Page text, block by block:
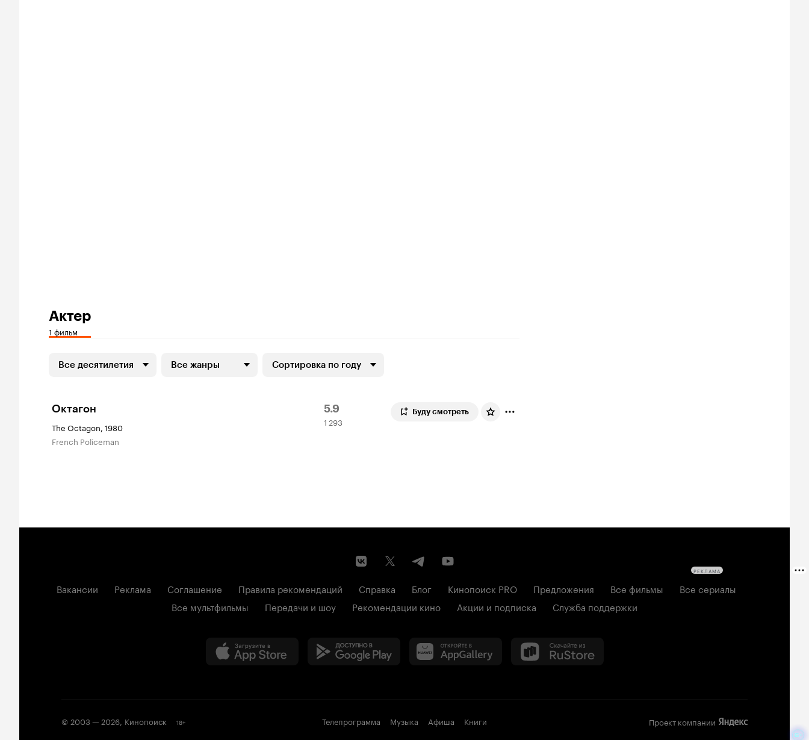
Актер
1 фильм
Все десятилетия Все жанры Сортировка по году
Октагон
The Octagon, 1980
French Policeman
Рейтинг
Кинопоиска
5.9
1
293
1 293
Буду смотреть
Вакансии Реклама Соглашение Правила рекомендаций Справка Блог Кинопоиск PRO Предложения Все фильмы
Все сериалы
Все мультфильмы
Передачи и шоу Рекомендации кино Акции и подписка Служба поддержки
© 2003 —2026, Кинопоиск 18+ Телепрограмма Музыка Афиша Книги Проект компании
РЕКЛАМА